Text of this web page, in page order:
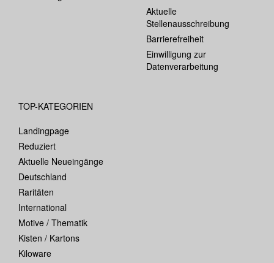
Aktuelle
Stellenausschreibung
Barrierefreiheit
Einwilligung zur
Datenverarbeitung
TOP-KATEGORIEN
Landingpage
Reduziert
Aktuelle Neueingänge
Deutschland
Raritäten
International
Motive / Thematik
Kisten / Kartons
Kiloware